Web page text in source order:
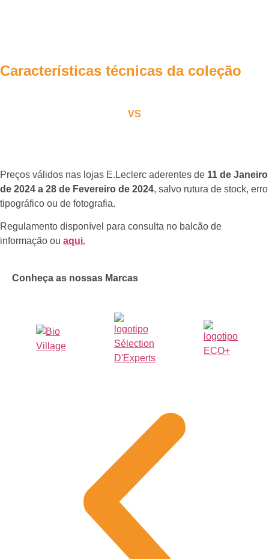
Características técnicas da coleção
VS
Preços válidos nas lojas E.Leclerc aderentes de 11 de Janeiro
de 2024 a 28 de Fevereiro de 2024, salvo rutura de stock, erro
tipográfico ou de fotografia.
Regulamento disponível para consulta no balcão de
informação ou aqui.
Conheça as nossas Marcas